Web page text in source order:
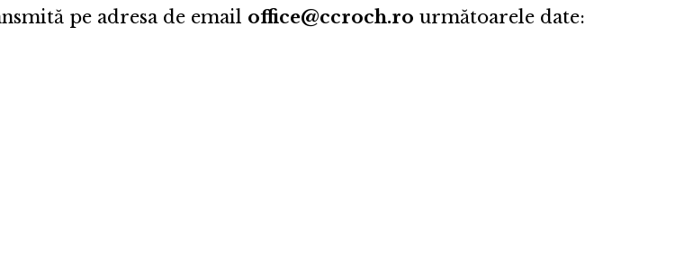
pe adresa de email office@ccroch.ro următoarele date: